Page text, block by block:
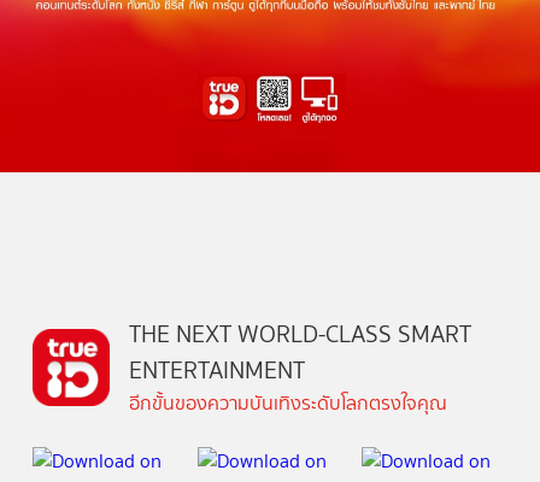
THE NEXT WORLD-CLASS SMART
ENTERTAINMENT
อีกขั้นของความบันเทิงระดับโลกตรงใจคุณ